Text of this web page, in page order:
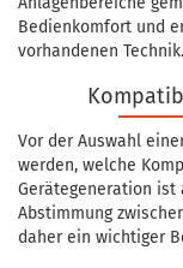
Bedienkomfort und
vorhandenen Technik.
Vor der Auswahl
werden, welche
Gerätegeneration ist
Abstimmung
daher ein wichtiger